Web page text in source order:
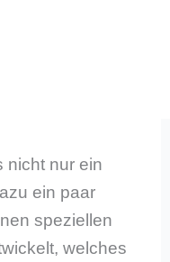
nicht nur ein
ein paar
speziellen
welches